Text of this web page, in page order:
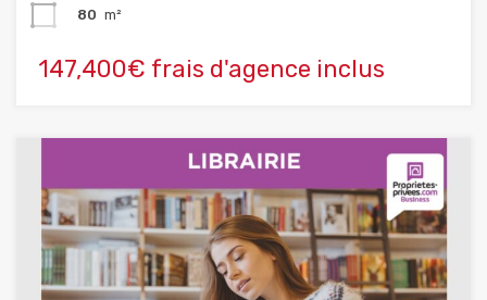
80 m²
147,400€ frais d'agence inclus